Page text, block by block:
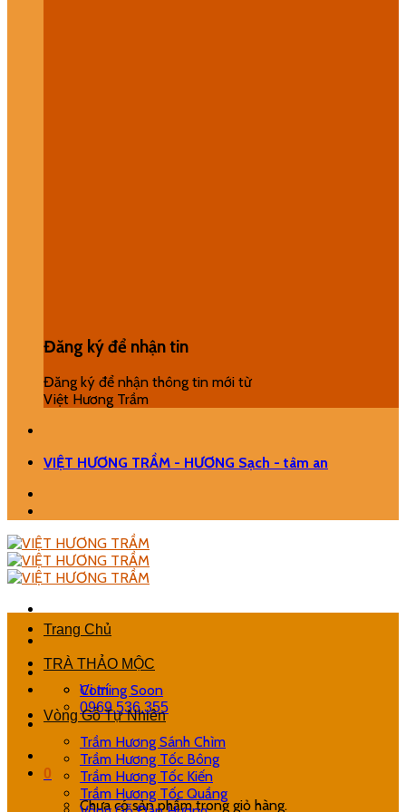
Đăng ký để nhận tin
Đăng ký để nhận thông tin mới từ
Việt Hương Trầm
VIỆT HƯƠNG TRẦM - HƯƠNG Sạch - tâm an
Vị trí
0969.536.355
0
Chưa có sản phẩm trong giỏ hàng.
Trang Chủ
TRÀ THẢO MỘC
Coming Soon
Vòng Gỗ Tự Nhiên
Trầm Hương Sánh Chìm
Trầm Hương Tốc Bông
Trầm Hương Tốc Kiến
Trầm Hương Tốc Quầng